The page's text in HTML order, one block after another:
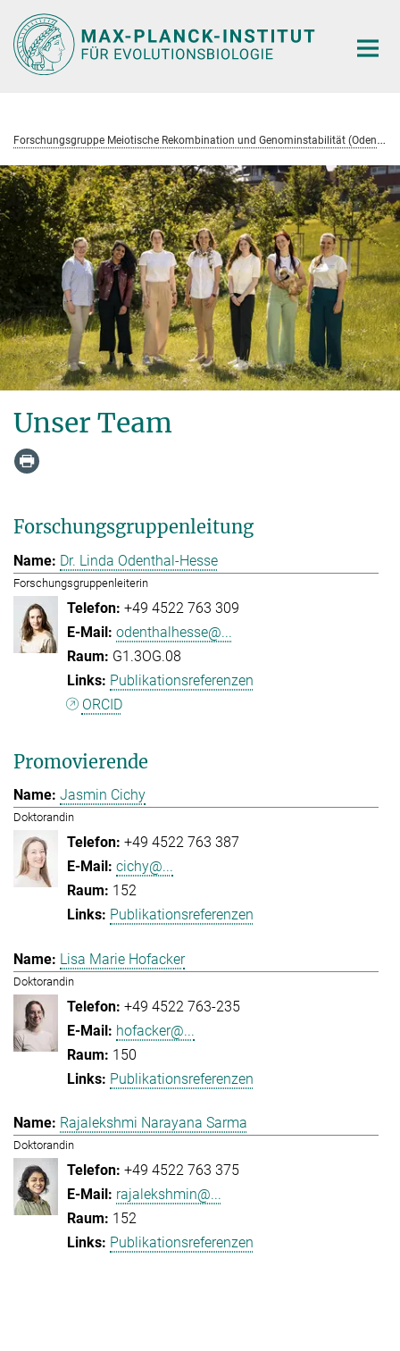
Hauptinhalt
F
orschungsgruppe Meiotische Rekombination und Genominstabilität (Odenthal-Hesse)
Unser Team
Forschungsgruppenleitung
Dr. Linda Odenthal-Hesse
Forschungsgruppenleiterin
+49 4522 763 309
odenthalhesse@...
G1.3OG.08
Publikationsreferenzen
ORCID
Promovierende
Jasmin Cichy
Doktorandin
+49 4522 763 387
cichy@...
152
Publikationsreferenzen
Lisa Marie Hofacker
Doktorandin
+49 4522 763-235
hofacker@...
150
Publikationsreferenzen
Rajalekshmi Narayana Sarma
Doktorandin
+49 4522 763 375
rajalekshmin@...
152
Publikationsreferenzen